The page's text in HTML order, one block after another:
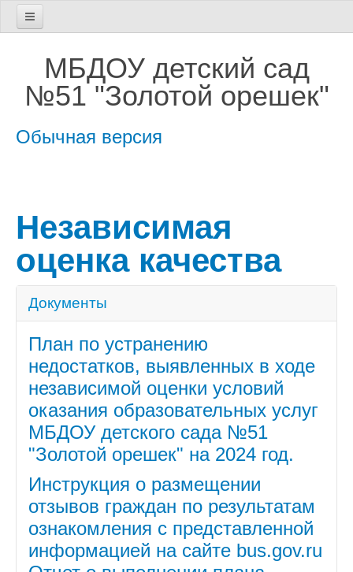
МБДОУ детский сад
№51 "Золотой орешек"
Обычная версия
Сведения об МБДОУ №51
СТРУКТУРА И ОРГАНЫ
ОБРАЗОВАНИЕ
ОБРАЗОВАТЕЛЬНЫЕ СТАНДАРТЫ
РУКОВОДСТВО.
ПЕДАГОГИЧЕСКИЙ СОСТАВ
МАТЕРИАЛЬНО-ТЕХНИЧЕСКОЕ
ОБЕСПЕЧЕНИЕ
ВИДЫ МАТЕРИАЛЬНОЙ
ПОДДЕРЖКИ
ПЛАТНЫЕ ОБРАЗОВАТЕЛЬНЫЕ
УСЛУГИ
ФИНАНСОВО-ХОЗЯЙСТВЕННАЯ
ДЕЯТЕЛЬНОСТЬ
Независимая
оценка качества
Документы
План по устранению
недостатков, выявленных в ходе
независимой оценки условий
оказания образовательных услуг
МБДОУ детского сада №51
"Золотой орешек" на 2024 год.
Инструкция о размещении
отзывов граждан по результатам
ознакомления с представленной
информацией на сайте bus.gov.ru